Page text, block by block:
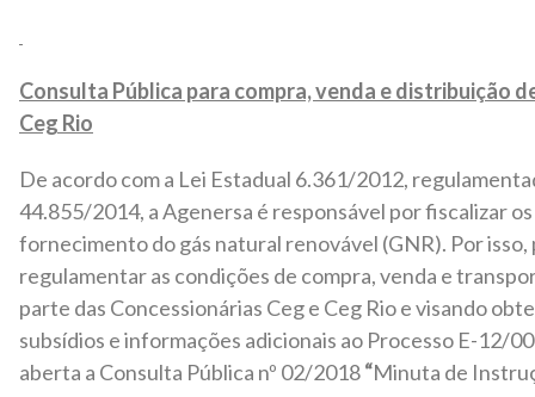
Consulta Pública para compra, venda e distribuição
Ceg Rio
De acordo com a Lei Estadual 6.361/2012,
44.855/2014, a Agenersa é responsável por fiscalizar
fornecimento do gás natural renovável (GNR). Por isso,
regulamentar as condições de compra, venda e
parte das Concessionárias Ceg e Ceg Rio e visando
subsídios e informações adicionais ao Processo E-12/
aberta a Consulta Pública nº 02/2018“Minuta de